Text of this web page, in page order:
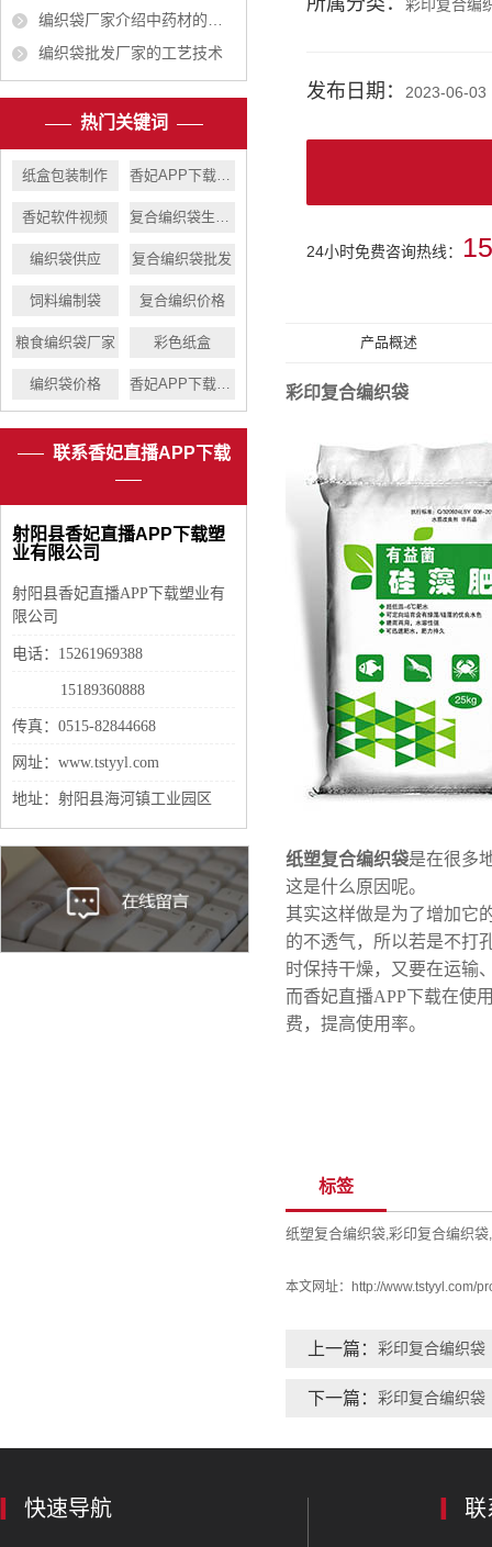
编织袋厂家介绍中药材的包装有哪些作用？
编织袋批发厂家的工艺技术
热门关键词
纸盒包装制作 香妃APP下载厂家价格
香妃软件视频
编织袋供应 复合编织袋批发
饲料编制袋 复合编织价格
粮食编织袋厂家 彩色纸盒
编织袋价格 香妃APP下载生产
联系香妃直播APP下载
射阳县香妃直播APP下载塑
业有限公司
射阳县香妃直播APP下载塑业有
限公司
电话：15261969388
15189360888
传真：0515-82844668
网址：www.tstyyl.com
地址：射阳县海河镇工业园区
彩印复合编
发布日期： 2023-06-03
24小时免费咨询热线：
产品概述
彩印复合编织袋
纸塑复合编织袋是在很多
这是什么原因呢。
其实这样做是为了增加它
的不透气，所以若是不打
时保持干燥，又要在运输
而香妃直播APP下载在使
费，提高使用率。
标签
纸塑复合编织袋 彩印复合编织袋
本文网址： http://www.tstyyl.com/
上一篇： 彩印复合编织袋
下一篇： 彩印复合编织袋
快速导航 联